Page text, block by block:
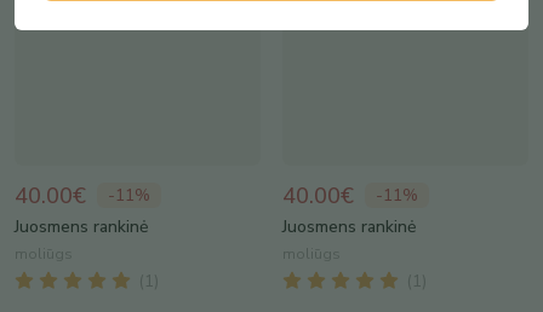
40.00€ -11%
Juosmens rankinė
moliūgs
( 1
40.00€ -11%
Juosmens rankinė
moliūgs
( 1